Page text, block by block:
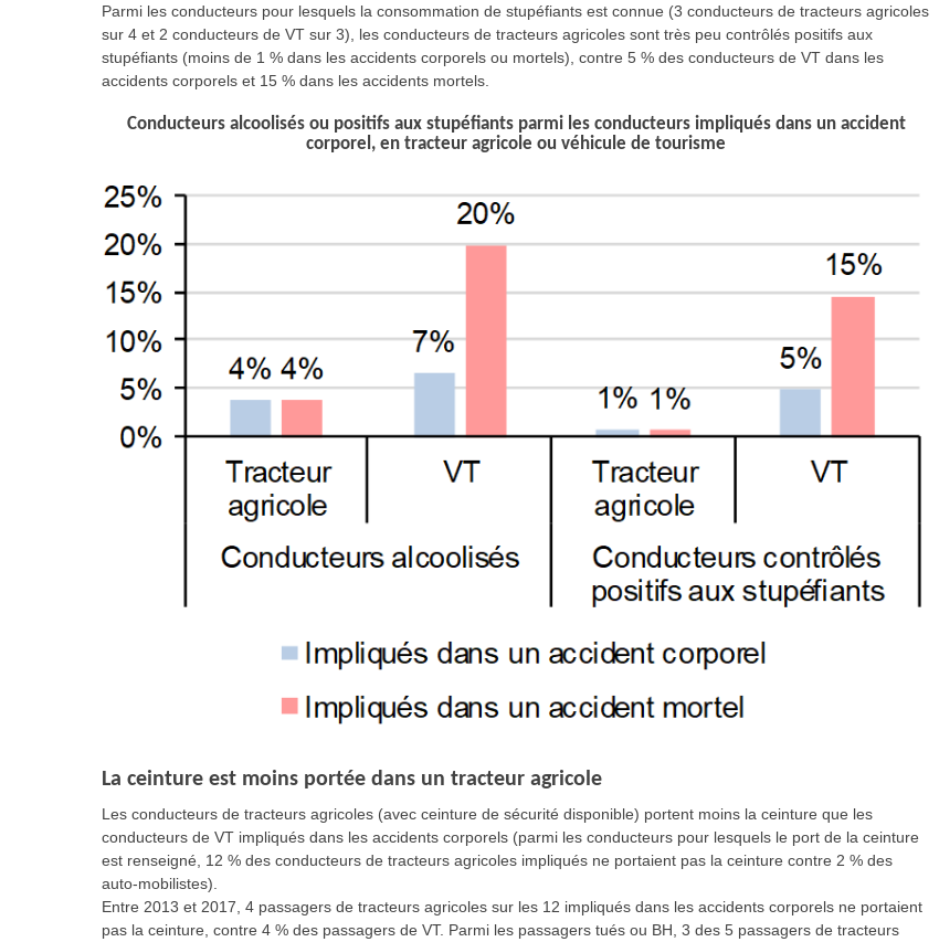
Parmi les conducteurs pour lesquels la consommation de stupéfiants est connue (3 conducteurs de tracteurs agricoles
sur 4 et 2 conducteurs de VT sur 3), les conducteurs de tracteurs agricoles sont très peu contrôlés positifs aux
stupéfiants (moins de 1 % dans les accidents corporels ou mortels), contre 5 % des conducteurs de VT dans les
accidents corporels et 15 % dans les accidents mortels.
Conducteurs alcoolisés ou positifs aux stupéfiants parmi les conducteurs impliqués dans un accident
corporel, en tracteur agricole ou véhicule de tourisme
La ceinture est moins portée dans un tracteur agricole
Les conducteurs de tracteurs agricoles (avec ceinture de sécurité disponible) portent moins la ceinture que les
conducteurs de VT impliqués dans les accidents corporels (parmi les conducteurs pour lesquels le port de la ceinture
est renseigné, 12 % des conducteurs de tracteurs agricoles impliqués ne portaient pas la ceinture contre 2 % des
auto-mobilistes).
Entre 2013 et 2017, 4 passagers de tracteurs agricoles sur les 12 impliqués dans les accidents corporels ne portaient
pas la ceinture, contre 4 % des passagers de VT. Parmi les passagers tués ou BH, 3 des 5 passagers de tracteurs